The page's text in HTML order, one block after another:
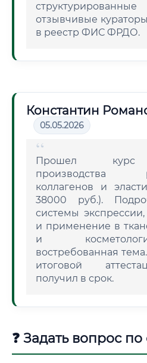
отзывчивые
в реестр ФИС ФРДО.
Константин
05.05.2026
Прошел курс
производства
коллагенов и
38000 руб.).
системы
и применение в
и
востребованная
итоговой
получил в срок.
❓ Задать вопрос